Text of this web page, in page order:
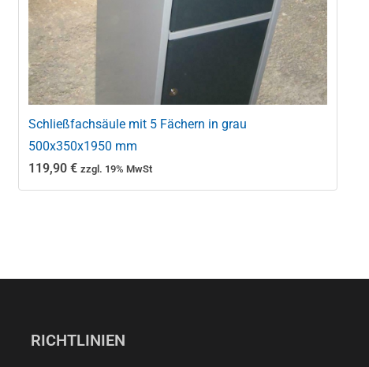
Schließfachsäule mit 5 Fächern in grau
500x350x1950 mm
119,90 € zzgl. 19% MwSt
RICHTLINIEN